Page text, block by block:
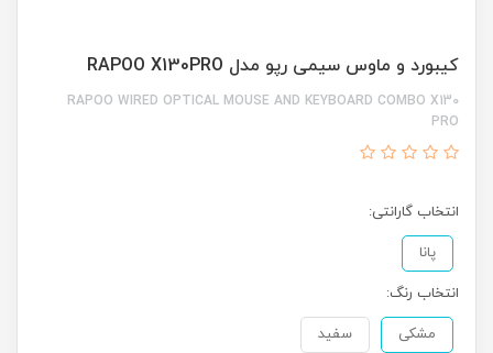
کیبورد و ماوس سیمی رپو مدل RAPOO X130PRO
RAPOO WIRED OPTICAL MOUSE AND KEYBOARD COMBO X130
PRO
انتخاب گارانتی:
پانا
انتخاب رنگ:
مشکی سفید